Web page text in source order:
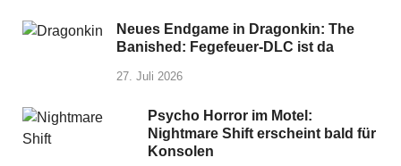
Neues Endgame in Dragonkin: The
Banished: Fegefeuer-DLC ist da
27. Juli 2026
Psycho Horror im Motel:
Nightmare Shift erscheint bald für
Konsolen